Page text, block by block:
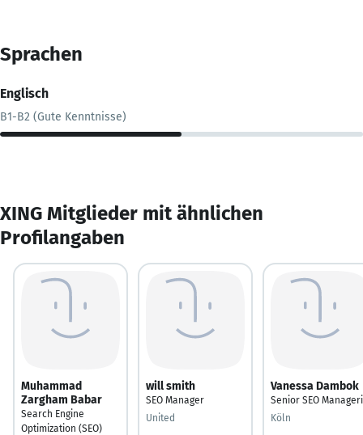
Sprachen
Englisch
B1-B2 (Gute Kenntnisse)
XING Mitglieder mit ähnlichen
Profilangaben
Muhammad
Zargham Babar
Search Engine
Optimization (SEO)
will smith
SEO Manager
United
Vanessa Dambok
Senior SEO
Köln